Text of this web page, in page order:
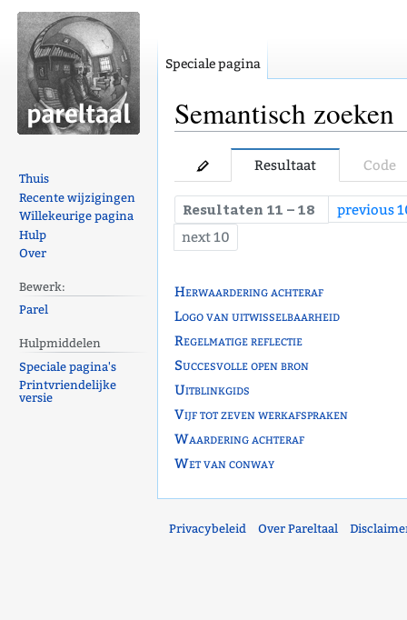
Semantisch zoeken
Naar
navigatie
springen
Naar
zoeken
springen
Resultaat Code
Resultaten 11 – 18
previous
next 10
Herwaardering achteraf
Logo van uitwisselbaarheid
Regelmatige reflectie
Succesvolle open bron
Uitblinkgids
Vijf tot zeven werkafspraken
Waardering achteraf
Wet van conway
Speciale pagina
Thuis
Recente wijzigingen
Willekeurige pagina
Hulp
Over
Bewerk:
Parel
Hulpmiddelen
Speciale pagina's
Printvriendelijke
versie
Privacybeleid Over Pareltaal